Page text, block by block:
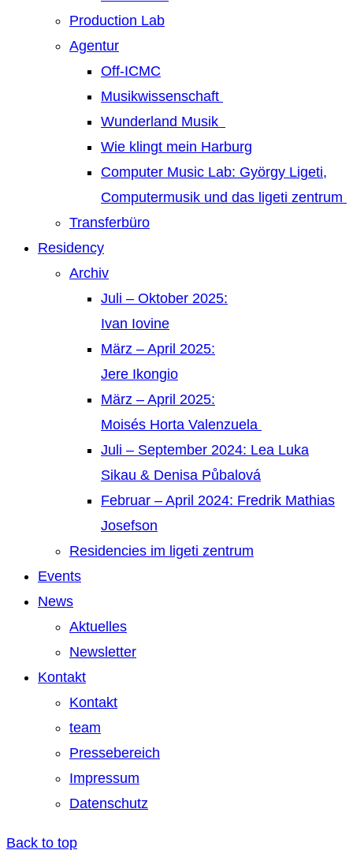
Production Lab
Agentur
Off-ICMC
Musikwissenschaft
Wunderland Musik
Wie klingt mein Harburg
Computer Music Lab: György Ligeti,
Computermusik und das ligeti zentrum
Transferbüro
Residency
Archiv
Juli – Oktober 2025:
Ivan Iovine
März – April 2025:
Jere Ikongio
März – April 2025:
Moisés Horta Valenzuela
Juli – September 2024: Lea Luka
Sikau & Denisa Půbalová
Februar – April 2024: Fredrik Mathias
Josefson
Residencies im ligeti zentrum
Events
News
Aktuelles
Newsletter
Kontakt
Kontakt
team
Pressebereich
Impressum
Datenschutz
Back to top